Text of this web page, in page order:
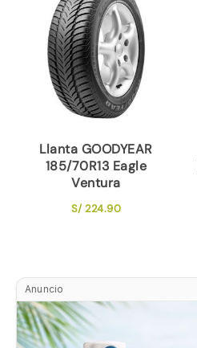
Anuncio
Llanta GOODYEAR
185/70R13 Eagle
Ventura
S/224.90